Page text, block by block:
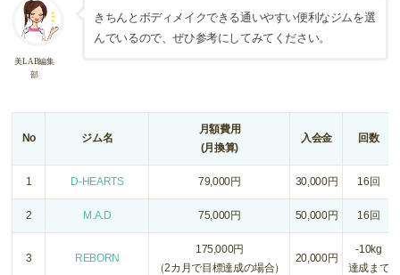
美LAB編集
部
きちんとボディメイクできる通いやすい便利なジムを選
んでいるので、ぜひ参考にしてみてください。
No ジム名
月額費用
(月換算)
入会金 回数
1 D-HEARTS 79,000円 30,000円 16回
2 M.A.D 75,000円 50,000円 16回
3 REBORN
175,000円
（2カ月で目標達成の場合）
20,000円
-10kg
達成まで